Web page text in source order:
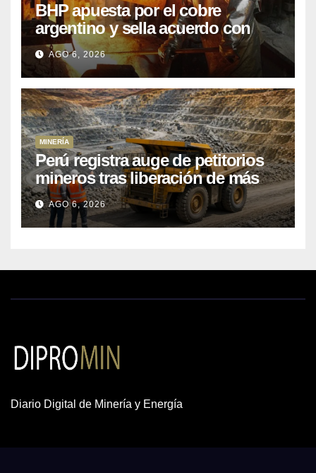
BHP apuesta por el cobre
argentino y sella acuerdo con
Kobrea para siete proyecto
AGO 6, 2026
MINERÍA
Perú registra auge de petitorios
mineros tras liberación de más
de mil concesiones para explorar
cobre y oro
AGO 6, 2026
Diario Digital de Minería y Energía